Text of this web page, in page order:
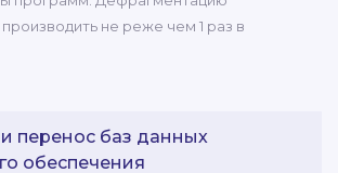
не реже чем 1 раз в
перенос баз данных
обеспечения